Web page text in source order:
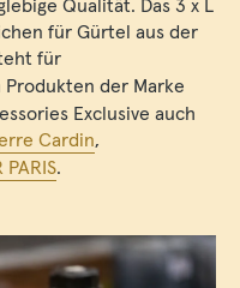
Qualität. Das 3 x L
für Gürtel aus der
für
Produkten der Marke
Exclusive auch
Cardin,
PARIS.